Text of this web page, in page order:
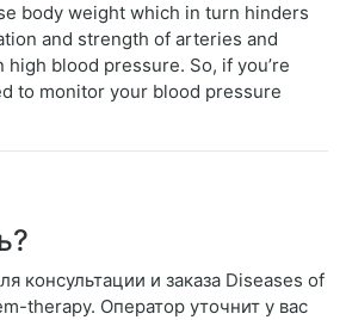
body weight which in turn hinders
and strength of arteries and
blood pressure. So, if you’re
to monitor your blood pressure
консультации и заказа Diseases of
therapy. Оператор уточнит у вас